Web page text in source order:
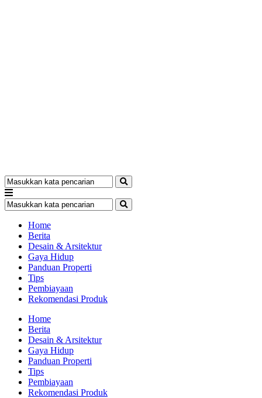
Home
Berita
Desain & Arsitektur
Gaya Hidup
Panduan Properti
Tips
Pembiayaan
Rekomendasi Produk
Home
Berita
Desain & Arsitektur
Gaya Hidup
Panduan Properti
Tips
Pembiayaan
Rekomendasi Produk